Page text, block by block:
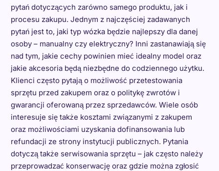
pytań dotyczących zarówno samego produktu, jak i
procesu zakupu. Jednym z najczęściej zadawanych
pytań jest to, jaki typ wózka będzie najlepszy dla danej
osoby – manualny czy elektryczny? Inni zastanawiają się
nad tym, jakie cechy powinien mieć idealny model oraz
jakie akcesoria będą niezbędne do codziennego użytku.
Klienci często pytają o możliwość przetestowania
sprzętu przed zakupem oraz o politykę zwrotów i
gwarancji oferowaną przez sprzedawców. Wiele osób
interesuje się także kosztami związanymi z zakupem
oraz możliwościami uzyskania dofinansowania lub
refundacji ze strony instytucji publicznych. Pytania
dotyczą także serwisowania sprzętu – jak często należy
przeprowadzać konserwację oraz gdzie można zgłosić